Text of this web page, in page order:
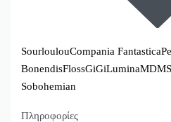
SourloulouCompania Fantastica
BonendisFlossGiGiLuminaMDM
Sobohemian
Πληροφορίες